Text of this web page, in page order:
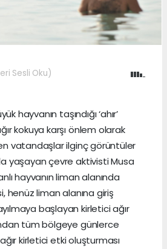
Sesli Oku)
hayvanın taşındığı ‘ahır’
kokuya karşı önlem olarak
vatandaşlar ilginç görüntüler
yaşayan çevre aktivisti Musa
hayvanın liman alanında
henüz liman alanına giriş
başlayan kirletici ağır
tüm bölgeye günlerce
kirletici etki oluşturması